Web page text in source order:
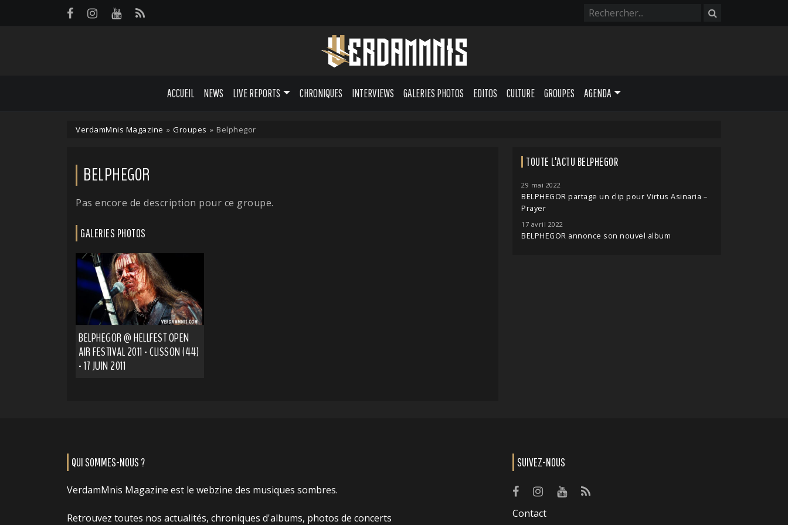
ACCUEIL NEWS LIVE REPORTS CHRONIQUES INTERVIEWS GALERIES PHOTOS EDITOS CULTURE GROUPES AGENDA
VerdamMnis Magazine » Groupes » Belphegor
BELPHEGOR
Pas encore de description pour ce groupe.
GALERIES PHOTOS
BELPHEGOR @ HELLFEST OPEN
AIR FESTIVAL 2011 - CLISSON (44)
- 17 JUIN 2011
TOUTE L'ACTU BELPHEGOR
29 mai 2022
BELPHEGOR partage un clip pour Virtus Asinaria –
Prayer
17 avril 2022
BELPHEGOR annonce son nouvel album
QUI SOMMES-NOUS ?
VerdamMnis Magazine est le webzine des musiques sombres.
Retrouvez toutes nos actualités, chroniques d'albums, photos de concerts
SUIVEZ-NOUS
Contact
Panneau de gestion des cookies